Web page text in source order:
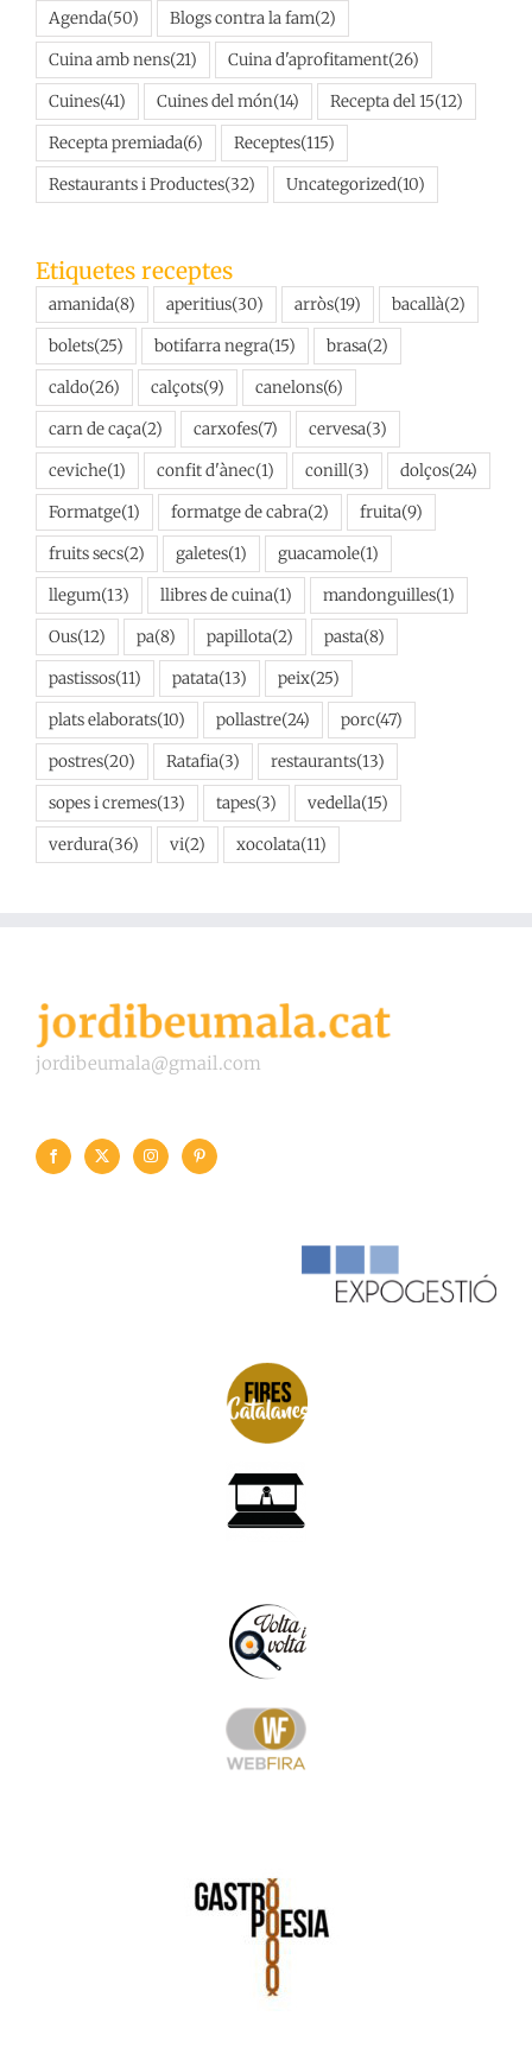
Agenda(50) Blogs contra la fam(2)
Cuina amb nens(21) Cuina d'aprofitament(26)
Cuines(41) Cuines del món(14) Recepta del 15(12)
Recepta premiada(6) Receptes(115)
Restaurants i Productes(32) Uncategorized(10)
Etiquetes receptes
amanida(8) aperitius(30) arròs(19) bacallà(2)
bolets(25) botifarra negra(15) brasa(2)
caldo(26) calçots(9) canelons(6)
carn de caça(2) carxofes(7) cervesa(3)
ceviche(1) confit d'ànec(1) conill(3) dolços(24)
Formatge(1) formatge de cabra(2) fruita(9)
fruits secs(2) galetes(1) guacamole(1)
llegum(13) llibres de cuina(1) mandonguilles(1)
Ous(12) pa(8) papillota(2) pasta(8)
pastissos(11) patata(13) peix(25)
plats elaborats(10) pollastre(24) porc(47)
postres(20) Ratafia(3) restaurants(13)
sopes i cremes(13) tapes(3) vedella(15)
verdura(36) vi(2) xocolata(11)
jordibeumala@gmail.com